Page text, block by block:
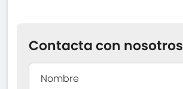
Contacta con nosotros